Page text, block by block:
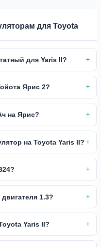
для Toyota
для Yaris II?
Ярис 2?
на Ярис?
на Toyota Yaris II?
1.3?
Yaris II?